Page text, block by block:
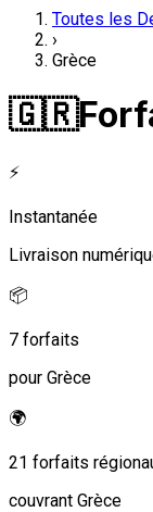
Toutes les
›
Grèce
🇬🇷
⚡
Instantanée
Livraison
📦
7 forfaits
pour Grèce
🌍
21 forfaits
couvrant Grèce